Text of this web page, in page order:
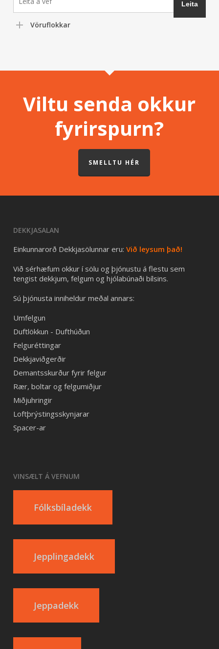
Vöruflokkar
Viltu senda okkur
fyrirspurn?
SMELLTU HÉR
DEKKJASALAN
Einkunnarorð Dekkjasölunnar eru: Við leysum það!
Við sérhæfum okkur í sölu og þjónustu á flestu sem
tengist dekkjum, felgum og hjólabúnaði bílsins.
Sú þjónusta inniheldur meðal annars:
Umfelgun
Duftlökkun - Dufthúðun
Felguréttingar
Dekkjaviðgerðir
Demantsskurður fyrir felgur
Rær, boltar og felgumiðjur
Miðjuhringir
Loftþrýstingsskynjarar
Spacer-ar
VINSÆLT Á VEFNUM
Fólksbíladekk
Jepplingadekk
Jeppadekk